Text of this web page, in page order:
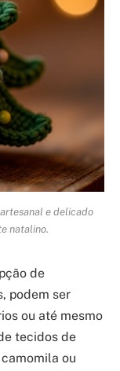
e delicado
natalino.
de
podem ser
ou até mesmo
tecidos de
ou